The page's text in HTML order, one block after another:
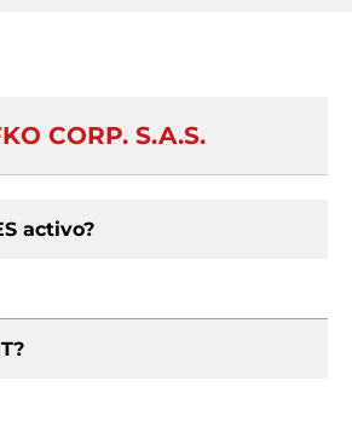
CORP. S.A.S.
activo?